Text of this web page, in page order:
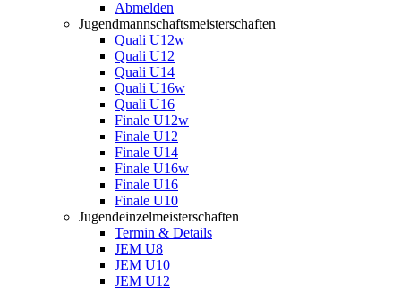
Abmelden
Jugendmannschaftsmeisterschaften
Quali U12w
Quali U12
Quali U14
Quali U16w
Quali U16
Finale U12w
Finale U12
Finale U14
Finale U16w
Finale U16
Finale U10
Jugendeinzelmeisterschaften
Termin & Details
JEM U8
JEM U10
JEM U12